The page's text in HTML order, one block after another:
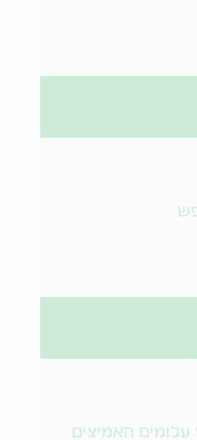
עלומים האמיצים